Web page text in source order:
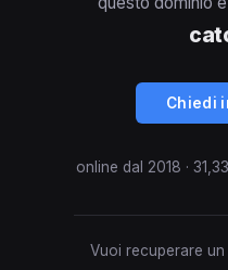
Chiedi
online dal 2018 ·
Vuoi recuperare